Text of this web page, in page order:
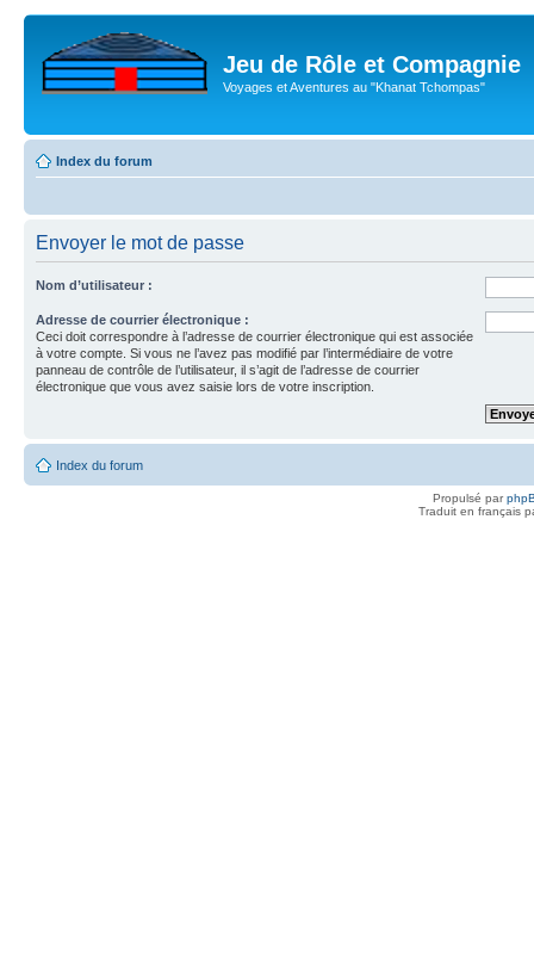
Jeu de Rôle et Compagnie
Voyages et Aventures au "Khanat Tchompas"
Index du forum
Envoyer le mot de passe
Nom d’utilisateur :
Adresse de courrier électronique :
Ceci doit correspondre à l’adresse de courrier électronique qui est associée
à votre compte. Si vous ne l’avez pas modifié par l’intermédiaire de votre
panneau de contrôle de l’utilisateur, il s’agit de l’adresse de courrier
électronique que vous avez saisie lors de votre inscription.
Index du forum
Propulsé par
Traduit en français